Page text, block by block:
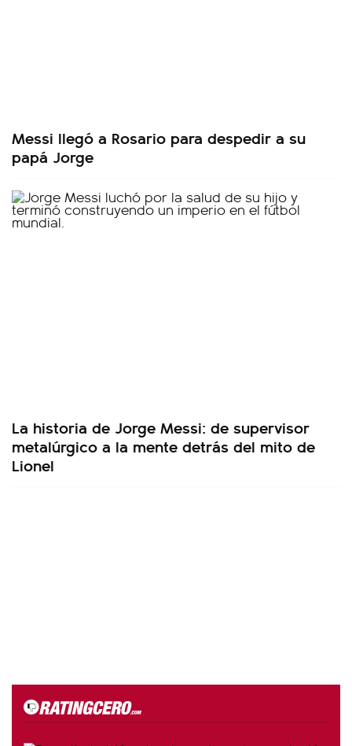
Messi llegó a Rosario para despedir a su
papá Jorge
La historia de Jorge Messi: de supervisor
metalúrgico a la mente detrás del mito de
Lionel